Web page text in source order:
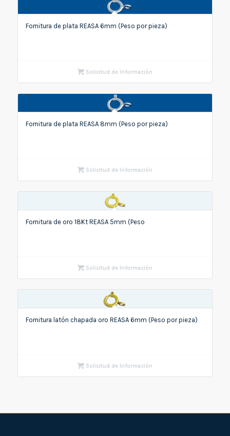
Fornitura de plata REASA 6mm (Peso por pieza)
Solicitud de Información
Fornitura de plata REASA 8mm (Peso por pieza)
Solicitud de Información
Fornitura de oro 18Kt REASA 5mm (Peso
Solicitud de Información
Fornitura latón chapada oro REASA 6mm (Peso por pieza)
Solicitud de Información